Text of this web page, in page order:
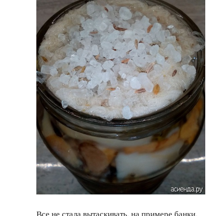
Все не стала вытаскивать, на примере банки.